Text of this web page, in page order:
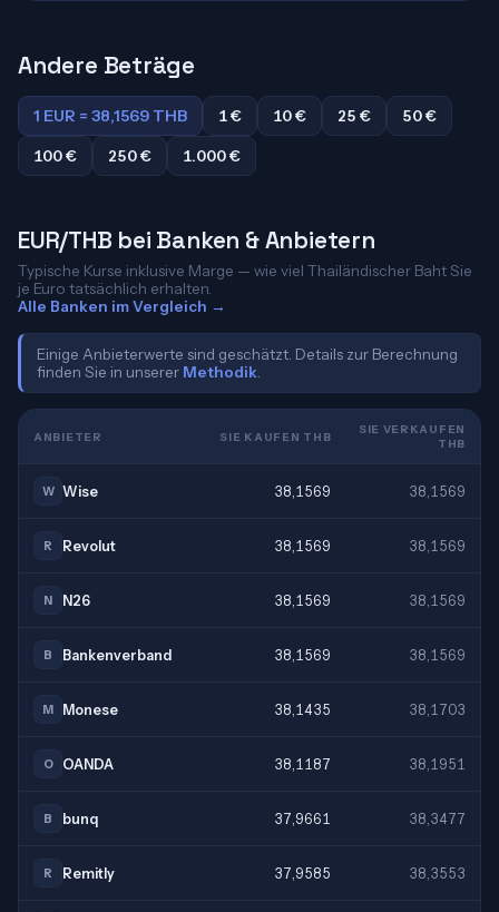
Andere Beträge
1 EUR = 38,1569 THB 1 € 10 € 25 €
50 €
100 €
250 € 1.000 €
EUR/THB bei Banken & Anbietern
Typische Kurse inklusive Marge — wie viel Thailändischer Baht Sie
je Euro tatsächlich erhalten.
Alle Banken im Vergleich →
Einige Anbieterwerte sind geschätzt. Details zur Berechnung
finden Sie in unserer Methodik
ANBIETER SIE KAUFEN THB
SIE VERKAUFEN
THB
W Wise 38,1569 38,1569
R Revolut 38,1569 38,1569
N N26 38,1569 38,1569
B Bankenverband 38,1569 38,1569
M Monese 38,1435 38,1703
O OANDA 38,1187 38,1951
B bunq 37,9661 38,3477
R Remitly 37,9585 38,3553